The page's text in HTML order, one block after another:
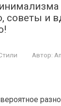
советы и
Автор: